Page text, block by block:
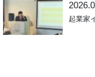
起業家